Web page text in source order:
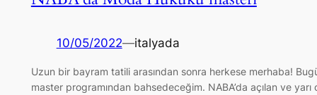
10/05/2022—italyada
Uzun bir bayram tatili arasından sonra herkese merhaba!
master programından bahsedeceğim. NABA’da açılan ve